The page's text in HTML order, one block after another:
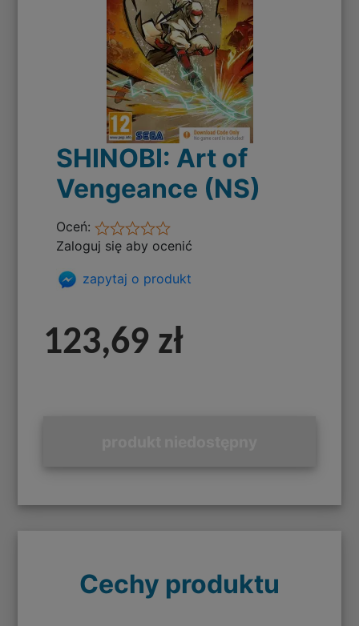
SHINOBI: Art of
Vengeance (NS)
Oceń:
Zaloguj się aby ocenić
zapytaj o produkt
123,69 zł
Cechy produktu